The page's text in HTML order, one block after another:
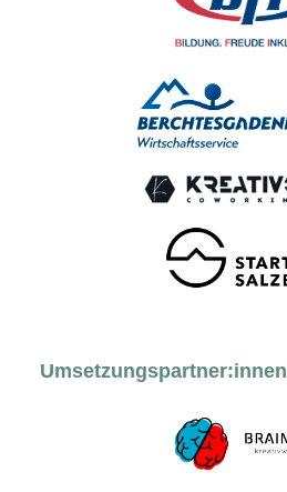
Umsetzungspartner:innen